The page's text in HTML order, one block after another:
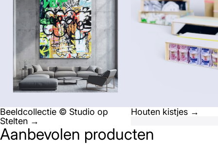
Beeldcollectie © Studio op
Stelten →
Houten kistjes →
Aanbevolen producten